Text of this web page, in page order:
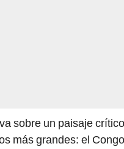
sobre un paisaje
más grandes: el